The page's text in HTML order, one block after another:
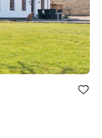
Bolig er
under